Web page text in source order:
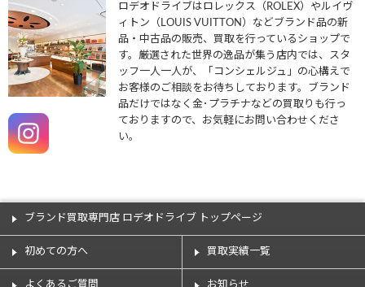
ロデオドライブはロレックス（ROLEX）やルイヴ
ィトン（LOUIS VUITTON）などブランド品の新
品・中古品の販売、買取を行っているショップで
す。厳選された世界の逸品が集う店内では、スタ
ッフ一人一人が、「コンシェルジュ」の心構えで
お客様のご相談をお待ちしております。ブランド
品だけではなく金･プラチナなどの買取りも行っ
ておりますので、お気軽にお問い合わせくださ
い。
ブランド買取専門店 ロデオドライブ トップページ
初めての方へ 買取実績一覧
よくあるご質問 お知らせ